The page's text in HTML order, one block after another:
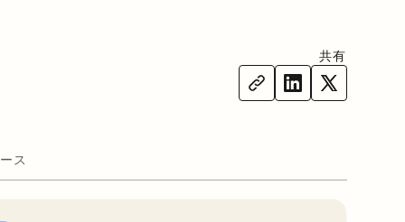
共有
ス